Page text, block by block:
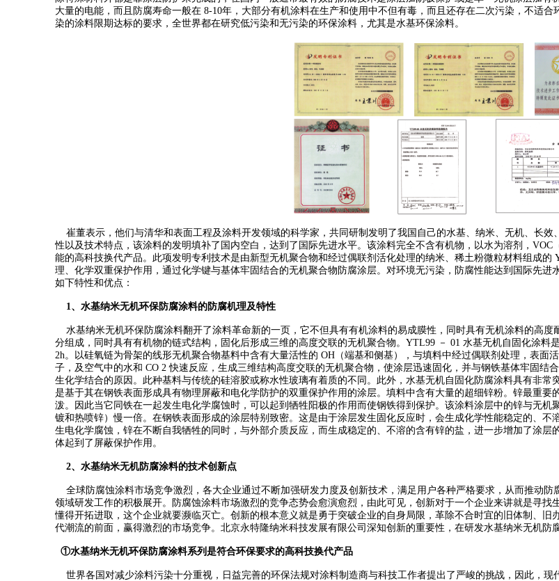
大量的电能，而且防腐寿命一般在 8-10年，大部分有机涂料在生产和使用中不但有毒，而且还存在二次污染，不适
染的涂料限期达标的要求，全世界都在研究低污染和无污染的环保涂料，尤其是水基环保涂料。
崔董表示，他们与清华和表面工程及涂料开发领域的科学家，共同研制发明了我国自己的水基、纳米、无机、长
性以及技术特点，该涂料的发明填补了国内空白，达到了国际先进水平。该涂料完全不含有机物，以水为溶剂，
能的高科技换代产品。此项发明专利技术是由新型无机聚合物和经过偶联剂活化处理的纳米、稀土粉微粒材料组成
理、化学双重保护作用，通过化学键与基体牢固结合的无机聚合物防腐涂层。对环境无污染，防腐性能达到国际先
如下特性和优点：
1、水基纳米无机环保防腐涂料的防腐机理及特性
水基纳米无机环保防腐涂料翻开了涂料革命新的一页，它不但具有有机涂料的易成膜性，同时具有无机涂料的高
分组成，同时具有有机物的链式结构，固化后形成三维的高度交联的无机聚合物。YTL99 － 01 水基无机自固化涂料
2h。 以硅氧链为骨架的线形无机聚合物基料中含有大量活性的 OH（端基和侧基），与填料中经过偶联剂处理，表面
子，及空气中的水和 CO 2 快速反应，生成三维结构高度交联的无机聚合物，使涂层迅速固化，并与钢铁基体牢固结合
生化学结合的原因。此种基料与传统的硅溶胶或称水性玻璃有着质的不同。 此外，水基无机自固化防腐涂料具有非常
是基于其在钢铁表面形成具有物理屏蔽和电化学防护的双重保护作用的涂层。填料中含有大量的超细锌粉。锌最重
泼。因此当它同铁在一起发生电化学腐蚀时，可以起到牺牲阳极的作用而使钢铁得到保护。该涂料涂层中的锌与无
镀和热喷锌）慢一倍。在钢铁表面形成的涂层特别致密。这是由于涂层发生固化反应时，会生成化学性能稳定的、
生电化学腐蚀，锌在不断自我牺牲的同时，与外部介质反应，而生成稳定的、不溶的含有锌的盐，进一步增加了涂
体起到了屏蔽保护作用。
2、水基纳米无机防腐涂料的技术创新点
全球防腐蚀涂料市场竞争激烈，各大企业通过不断加强研发力度及创新技术，满足用户各种严格要求，从而推动
领域研发工作的积极展开。防腐蚀涂料市场激烈的竞争态势会愈演愈烈，由此可见，创新对于一个企业来讲就是寻
懂得开拓进取，这个企业就要濒临灭亡。 创新的根本意义就是勇于突破企业的自身局限，革除不合时宜的旧体制、
代潮流的前面，赢得激烈的市场竞争。北京永特隆纳米科技发展有限公司深知创新的重要性，在研发水基纳米无机防
①水基纳米无机环保防腐涂料系列是符合环保要求的高科技换代产品
世界各国对减少涂料污染十分重视，日益完善的环保法规对涂料制造商与科技工作者提出了严峻的挑战，因此，现